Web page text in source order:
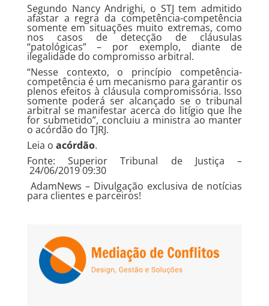
Segundo Nancy Andrighi, o STJ tem admitido
afastar a regra da competência-competência
somente em situações muito extremas, como
nos casos de detecção de cláusulas
“patológicas” – por exemplo, diante de
ilegalidade do compromisso arbitral.
“Nesse contexto, o princípio competência-
competência é um mecanismo para garantir os
plenos efeitos à cláusula compromissória. Isso
somente poderá ser alcançado se o tribunal
arbitral se manifestar acerca do litígio que lhe
for submetido”, concluiu a ministra ao manter
o acórdão do TJRJ.
Leia o acórdão.​
Fonte: Superior Tribunal de Justiça –
24/06/2019 09:30
AdamNews – Divulgação exclusiva de notícias
para clientes e parceiros!